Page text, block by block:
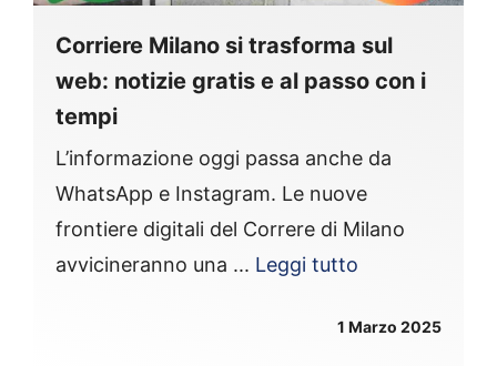
Corriere Milano si trasforma sul
web: notizie gratis e al passo con i
tempi
L’informazione oggi passa anche da
WhatsApp e Instagram. Le nuove
frontiere digitali del Correre di Milano
avvicineranno una ... Leggi tutto
1 Marzo 2025